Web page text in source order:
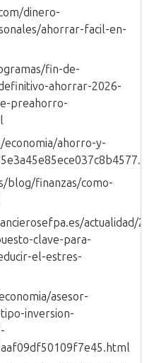
dinero-
ahorrar-facil-en-
fin-de-
ahorrar-2026-
preahorro-
ahorro-y-
blog/finanzas/como-
actualidad/
clave-para-
el-estres-
asesor-
inversion-